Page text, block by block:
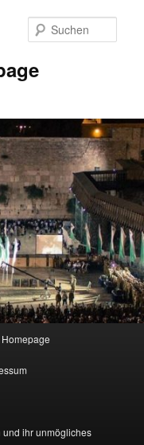
ihr unmögliches